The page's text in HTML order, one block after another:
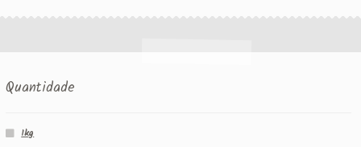
Quantidade
1kg